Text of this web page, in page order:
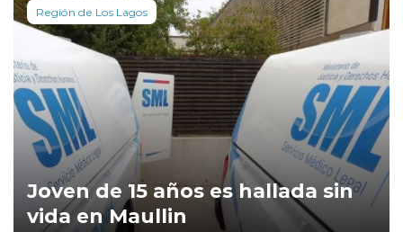
Región de Los Lagos
Joven de 15 años es hallada sin
vida en Maullin